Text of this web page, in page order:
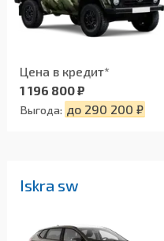
Цена в кредит*
1 196 800 ₽
Выгода: до 290 200 ₽
Iskra sw